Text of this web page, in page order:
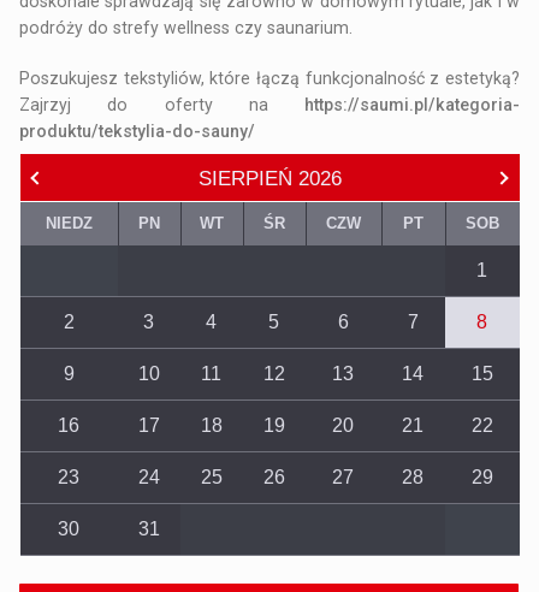
podróży do strefy wellness czy saunarium.
Poszukujesz tekstyliów, które łączą funkcjonalność z estetyką?
Zajrzyj do oferty na https://saumi.pl/kategoria-
produktu/tekstylia-do-sauny/
SIERPIEŃ 2026
NIEDZ PN WT ŚR CZW PT SOB
1
2 3 4 5 6 7 8
9 10 11 12 13 14 15
16 17 18 19 20 21 22
23 24 25 26 27 28 29
30 31